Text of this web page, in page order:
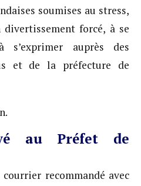
soumises au stress,
forcé, à se
auprès des
et de la préfecture de
au Préfet de
recommandé avec